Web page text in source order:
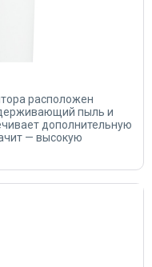
расположен
пыль и
дополнительную
— высокую